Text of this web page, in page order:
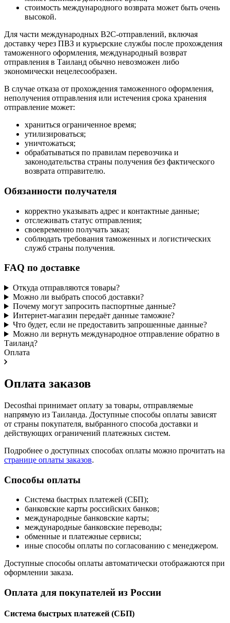
стоимость международного возврата может быть очень
высокой.
Для части международных B2C-отправлений, включая
доставку через ПВЗ и курьерские службы после прохождения
таможенного оформления, международный возврат
отправления в Таиланд обычно невозможен либо
экономически нецелесообразен.
В случае отказа от прохождения таможенного оформления,
неполучения отправления или истечения срока хранения
отправление может:
храниться ограниченное время;
утилизироваться;
уничтожаться;
обрабатываться по правилам перевозчика и
законодательства страны получения без фактического
возврата отправителю.
Обязанности получателя
корректно указывать адрес и контактные данные;
отслеживать статус отправления;
своевременно получать заказ;
соблюдать требования таможенных и логистических
служб страны получения.
FAQ по доставке
Откуда отправляются товары?
Можно ли выбрать способ доставки?
Почему могут запросить паспортные данные?
Интернет-магазин передаёт данные таможне?
Что будет, если не предоставить запрошенные данные?
Можно ли вернуть международное отправление обратно в
Таиланд?
Оплата
Оплата заказов
Decosthai принимает оплату за товары, отправляемые
напрямую из Таиланда. Доступные способы оплаты зависят
от страны покупателя, выбранного способа доставки и
действующих ограничений платежных систем.
Подробнее о доступных способах оплаты можно прочитать на
странице оплаты заказов.
Способы оплаты
Система быстрых платежей (СБП);
банковские карты российских банков;
международные банковские карты;
международные банковские переводы;
обменные и платежные сервисы;
иные способы оплаты по согласованию с менеджером.
Доступные способы оплаты автоматически отображаются при
оформлении заказа.
Оплата для покупателей из России
Система быстрых платежей (СБП)